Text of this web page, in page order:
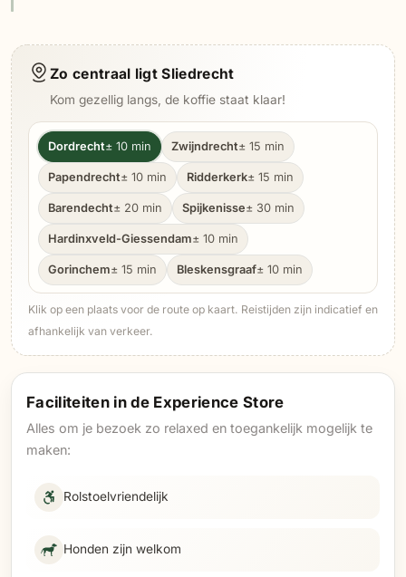
Zo centraal ligt Sliedrecht
Kom gezellig langs, de koffie staat klaar!
Dordrecht± 10 min Zwijndrecht± 15 min
Papendrecht± 10 min Ridderkerk± 15 min
Barendecht± 20 min Spijkenisse± 30 min
Hardinxveld-Giessendam± 10 min
Gorinchem± 15 min Bleskensgraaf± 10 min
Klik op een plaats voor de route op kaart. Reistijden zijn indicatief en
afhankelijk van verkeer.
Faciliteiten in de Experience Store
Alles om je bezoek zo relaxed en toegankelijk mogelijk te
maken:
Rolstoelvriendelijk
Honden zijn welkom